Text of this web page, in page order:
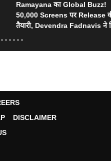
Ramayana का Global Buzz!
50,000 Screens पर Release
तैयारी, Devendra Fadnavis ने
DISCLAIMER